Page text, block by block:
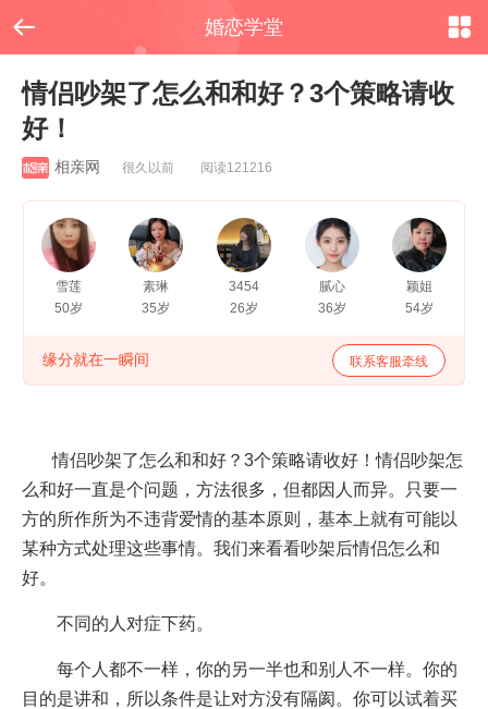
 婚恋学堂
情侣吵架了怎么和和好？3个策略请收
好！
相亲网 很久以前 阅读121216
雪莲
50岁
素琳
35岁
3454
26岁
腻心
36岁
颖姐
54岁
缘分就在一瞬间 联系客服牵线
情侣吵架了怎么和和好？3个策略请收好！情侣吵架怎
么和好一直是个问题，方法很多，但都因人而异。只要一
方的所作所为不违背爱情的基本原则，基本上就有可能以
某种方式处理这些事情。我们来看看吵架后情侣怎么和
好。
不同的人对症下药。
每个人都不一样，你的另一半也和别人不一样。你的
目的是讲和，所以条件是让对方没有隔阂。你可以试着买
